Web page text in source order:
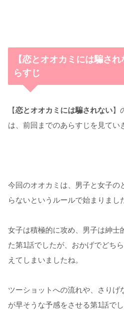
【恋とオオカミには騙さ
らすじ
【恋とオオカミには騙されない】
は、前回までのあらすじを見てい
今回のオオカミは、男子と女子の
らないというルールで始まりまし
女子は積極的に攻め、男子は紳士
た第1話でしたが、おかげでどち
えてしまいましたね。
ツーショットへの流れや、さりげ
が早そうな予感をさせる第1話でし